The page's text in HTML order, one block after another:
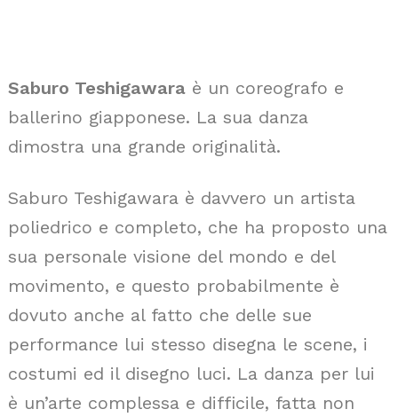
Saburo Teshigawara è un coreografo e
ballerino giapponese. La sua danza
dimostra una grande originalità.
Saburo Teshigawara è davvero un artista
poliedrico e completo, che ha proposto una
sua personale visione del mondo e del
movimento, e questo probabilmente è
dovuto anche al fatto che delle sue
performance lui stesso disegna le scene, i
costumi ed il disegno luci. La danza per lui
è un’arte complessa e difficile, fatta non